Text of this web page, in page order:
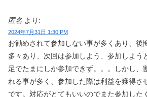
匿名 より:
2024年7月31日 1:30 PM
お勧めされて参加しない事が多くあり、後
多々あり、次回は参加しよう、参加しよう
足でたまにしか参加できず。。。しかし、
れる事が多く、参加した際は利益を獲得さ
です。対応がとてもいいのでまた参加した